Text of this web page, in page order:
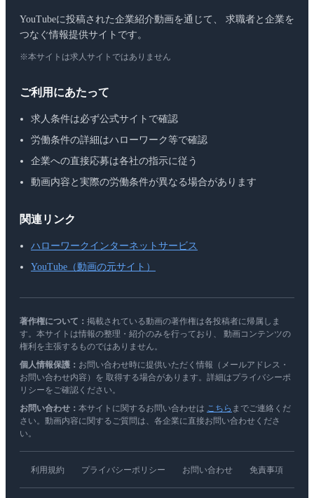
YouTubeに投稿された企業紹介動画を通じて、 求職者と企業を
つなぐ情報提供サイトです。
※本サイトは求人サイトではありません
ご利用にあたって
求人条件は必ず公式サイトで確認
労働条件の詳細はハローワーク等で確認
企業への直接応募は各社の指示に従う
動画内容と実際の労働条件が異なる場合があります
関連リンク
ハローワークインターネットサービス
YouTube（動画の元サイト）
著作権について： 掲載されている動画の著作権は各投稿者に帰属しま
す。本サイトは情報の整理・紹介のみを行っており、 動画コンテンツの
権利を主張するものではありません。
個人情報保護： お問い合わせ時に提供いただく情報（メールアドレス・
お問い合わせ内容）を 取得する場合があります。詳細はプライバシーポ
リシーをご確認ください。
お問い合わせ： 本サイトに関するお問い合わせは こちら までご連絡くだ
さい。動画内容に関するご質問は、各企業に直接お問い合わせくださ
い。
利用規約 プライバシーポリシー お問い合わせ 免責事項